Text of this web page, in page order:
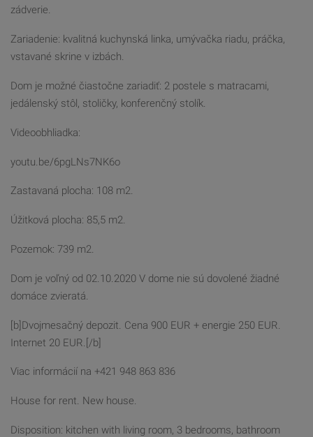
zádverie.
Zariadenie: kvalitná kuchynská linka, umývačka riadu, práčka,
vstavané skrine v izbách.
Dom je možné čiastočne zariadiť: 2 postele s matracami,
jedálenský stôl, stoličky, konferenčný stolík.
Videoobhliadka:
youtu.be/6pgLNs7NK6o
Zastavaná plocha: 108 m2.
Úžitková plocha: 85,5 m2.
Pozemok: 739 m2.
Dom je voľný od 02.10.2020 V dome nie sú dovolené žiadné
domáce zvieratá.
[b]Dvojmesačný depozit. Cena 900 EUR + energie 250 EUR.
Internet 20 EUR.[/b]
Viac informácií na +421 948 863 836
House for rent. New house.
Disposition: kitchen with living room, 3 bedrooms, bathroom